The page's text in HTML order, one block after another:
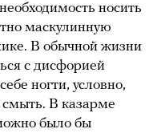
носить
маскулинную
В обычной жизни
с дисфорией
ногти, условно,
В казарме
было бы